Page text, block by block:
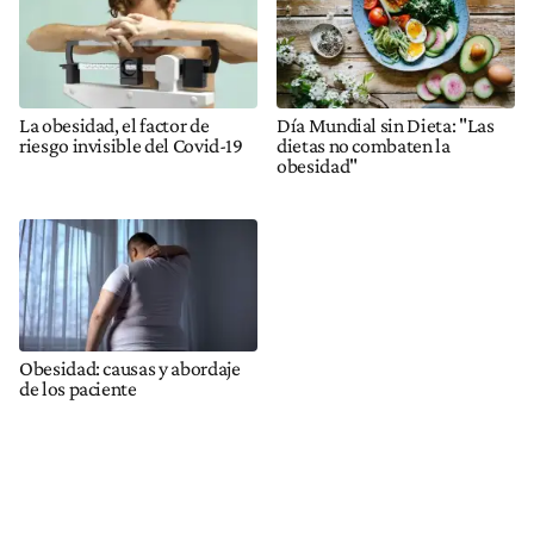
La obesidad, el factor de
riesgo invisible del Covid-19
Día Mundial sin Dieta: "Las
dietas no combaten la
obesidad"
Obesidad: causas y abordaje
de los paciente